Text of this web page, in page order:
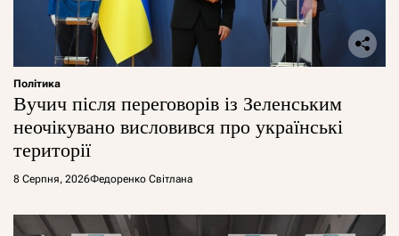
Політика
Вучич після переговорів із Зеленським
неочікувано висловився про українські
території
8 Серпня, 2026Федоренко Світлана